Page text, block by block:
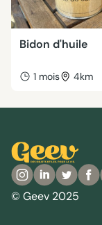
Bidon d'huile
1 mois 4km
© Geev 2025